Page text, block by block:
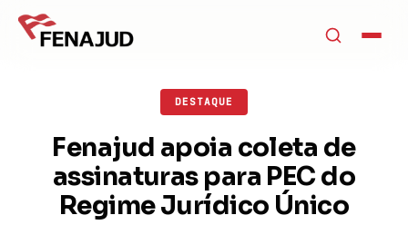
DESTAQUE
Fenajud apoia coleta de
assinaturas para PEC do
Regime Jurídico Único